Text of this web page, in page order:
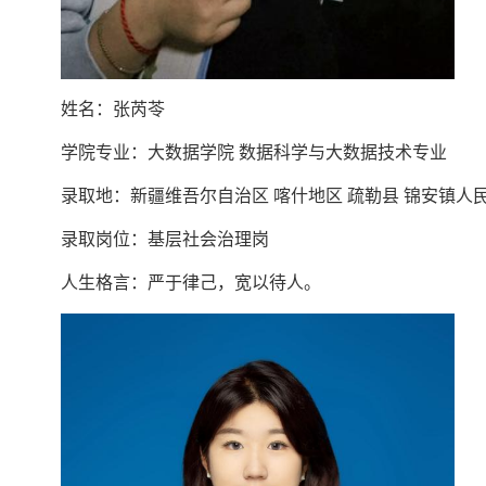
姓名：张芮苓
学院专业：大数据学院 数据科学与大数据技术专业
录取地：新疆维吾尔自治区 喀什地区 疏勒县 锦安镇人
录取岗位：基层社会治理岗
人生格言：严于律己，宽以待人。